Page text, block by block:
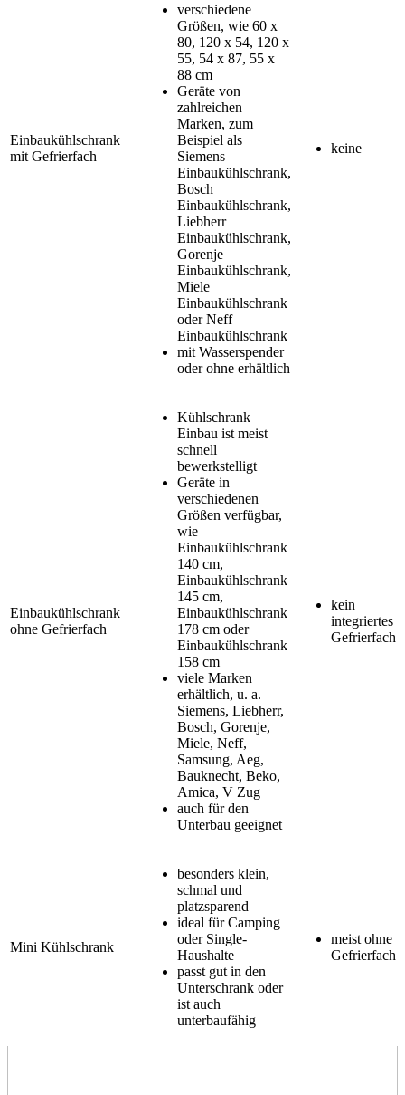
Einbaukühlschrank
mit Gefrierfach
verschiedene
Größen, wie 60 x
80, 120 x 54, 120 x
55, 54 x 87, 55 x
88 cm
Geräte von
zahlreichen
Marken, zum
Beispiel als
Siemens
Einbaukühlschrank,
Bosch
Einbaukühlschrank,
Liebherr
Einbaukühlschrank,
Gorenje
Einbaukühlschrank,
Miele
Einbaukühlschrank
oder Neff
Einbaukühlschrank
mit Wasserspender
oder ohne erhältlich
keine
Einbaukühlschrank
ohne Gefrierfach
Kühlschrank
Einbau ist meist
schnell
bewerkstelligt
Geräte in
verschiedenen
Größen verfügbar,
wie
Einbaukühlschrank
140 cm,
Einbaukühlschrank
145 cm,
Einbaukühlschrank
178 cm oder
Einbaukühlschrank
158 cm
viele Marken
erhältlich, u. a.
Siemens, Liebherr,
Bosch, Gorenje,
Miele, Neff,
Samsung, Aeg,
Bauknecht, Beko,
Amica, V Zug
auch für den
Unterbau geeignet
kein
integriertes
Gefrierfach
Mini Kühlschrank
besonders klein,
schmal und
platzsparend
ideal für Camping
oder Single-
Haushalte
passt gut in den
Unterschrank oder
ist auch
unterbaufähig
meist ohne
Gefrierfach